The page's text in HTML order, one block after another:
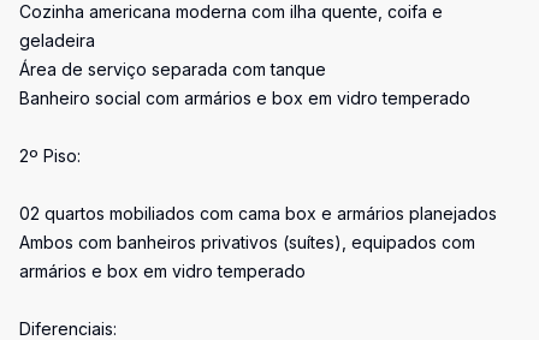
Cozinha americana moderna com ilha quente, coifa e
geladeira
Área de serviço separada com tanque
Banheiro social com armários e box em vidro temperado
2º Piso:
02 quartos mobiliados com cama box e armários planejados
Ambos com banheiros privativos (suítes), equipados com
armários e box em vidro temperado
Diferenciais: